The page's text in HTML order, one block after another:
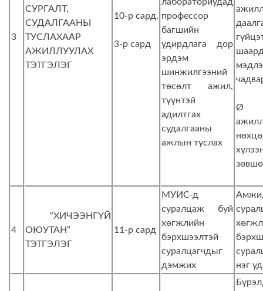
3
СУРГАЛТ,
СУДАЛГААНЫ
ТУСЛАХААР
АЖИЛЛУУЛАХ
ТЭТГЭЛЭГ
10-р сард,
3-р сард
профессор
багшийн
удирдлага дор
эрдэм
шинжилгээний
төсөлт ажил,
түүнтэй
адилтгах
судалгааны
ажлын туслах
Ø
4
“ХИЧЭЭНГҮЙ
ОЮУТАН”
ТЭТГЭЛЭГ
11-р сард
МУИС-д
суралцаж буй
хөгжлийн
бэрхшээлтэй
суралцагчдыг
дэмжих
нэг